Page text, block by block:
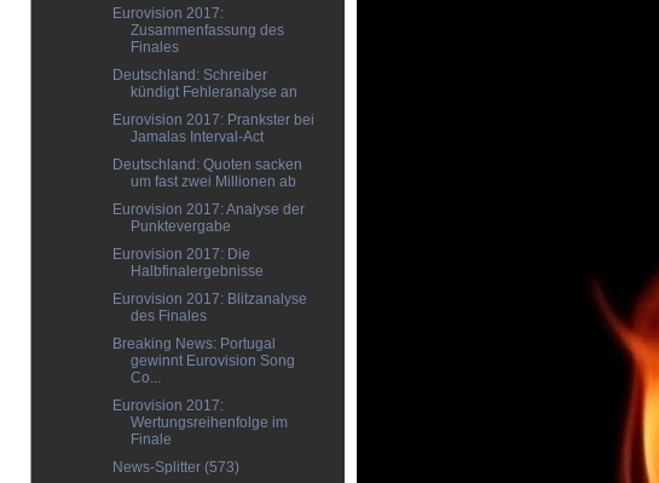
Eurovision 2017:
Zusammenfassung des
Finales
Deutschland: Schreiber
kündigt Fehleranalyse an
Eurovision 2017: Prankster bei
Jamalas Interval-Act
Deutschland: Quoten sacken
um fast zwei Millionen ab
Eurovision 2017: Analyse der
Punktevergabe
Eurovision 2017: Die
Halbfinalergebnisse
Eurovision 2017: Blitzanalyse
des Finales
Breaking News: Portugal
gewinnt Eurovision Song
Co...
Eurovision 2017:
Wertungsreihenfolge im
Finale
News-Splitter (573)